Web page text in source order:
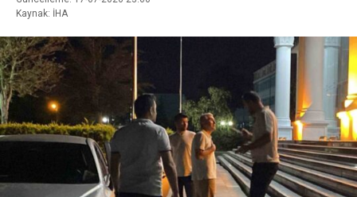
Kaynak: İHA